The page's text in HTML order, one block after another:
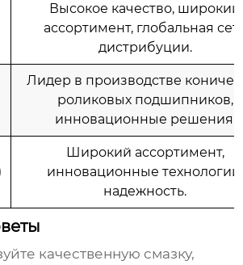
Высокое качество, широкий
ассортимент, глобальная
дистрибуции.
Лидер в производстве
роликовых подшипников,
инновационные решения.
Широкий ассортимент,
инновационные технологии,
надежность.
качественную смазку,